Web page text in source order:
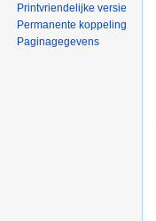
Printvriendelijke versie
Permanente koppeling
Paginagegevens